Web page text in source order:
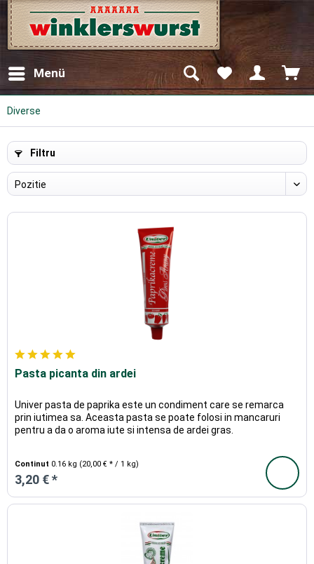
Menü
Diverse
Filtru
Pasta picanta din ardei
Univer pasta de paprika este un condiment care se remarca
prin iutimea sa. Aceasta pasta se poate folosi in mancaruri
pentru a da o aroma iute si intensa de ardei gras.
Continut 0.16 kg (20,00 € * / 1 kg)
3,20 € *